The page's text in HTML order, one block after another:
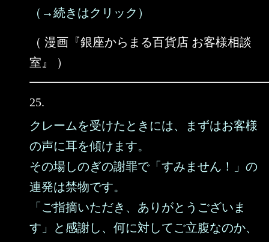
（→続きはクリック）
（ 漫画『銀座からまる百貨店 お客様相談
室』 ）
25.
クレームを受けたときには、まずはお客様
の声に耳を傾けます。
その場しのぎの謝罪で「すみません！」の
連発は禁物です。
「ご指摘いただき、ありがとうございま
す」と感謝し、何に対してご立腹なのか、